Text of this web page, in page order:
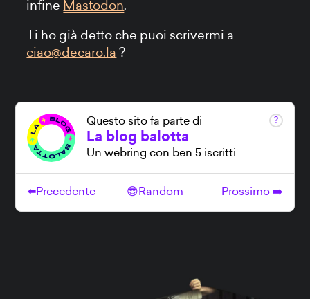
infine Mastodon.
Ti ho già detto che puoi scrivermi a
ciao@decaro.la ?